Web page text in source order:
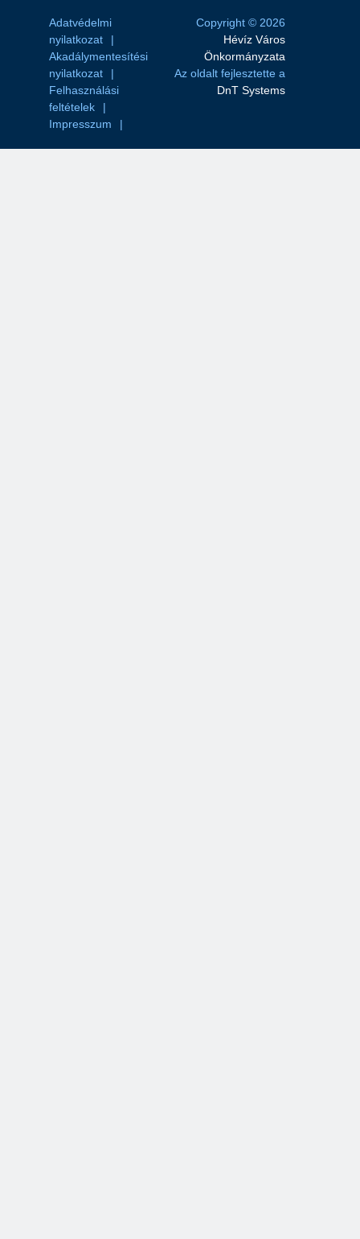
Adatvédelmi
nyilatkozat
Akadálymentesítési
nyilatkozat
Felhasználási
feltételek
Impresszum
Copyright © 2026
Hévíz Város
Önkormányzata
Az oldalt fejlesztette a
DnT Systems